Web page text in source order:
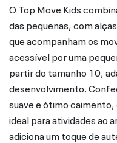
O Top Move Kids
das pequenas, com
que acompanham os
acessível por uma
partir do tamanho 10,
desenvolvimento.
suave e ótimo
ideal para atividades ao
adiciona um toque de